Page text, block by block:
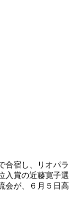
合宿し、リオパラ
入賞の近藤寛子選
会が、６月５日高